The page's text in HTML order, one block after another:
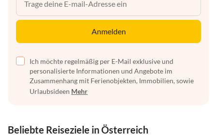
Anmelden
Ich möchte regelmäßig per E-Mail exklusive und
personalisierte Informationen und Angebote im
Zusammenhang mit Ferienobjekten, Immobilien, sowie
Urlaubsideen Mehr
Beliebte Reiseziele in Österreich